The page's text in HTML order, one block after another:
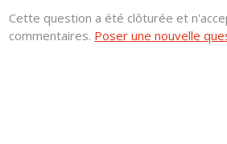
Cette question a été clôturée et
commentaires. Poser une nouvelle